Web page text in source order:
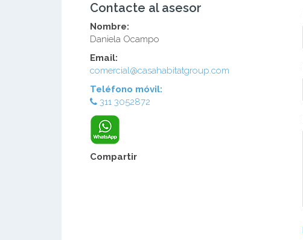
Contacte al asesor
Nombre:
Daniela Ocampo
Email:
comercial@casahabitatgroup.com
Teléfono móvil:
311 3052872
Compartir